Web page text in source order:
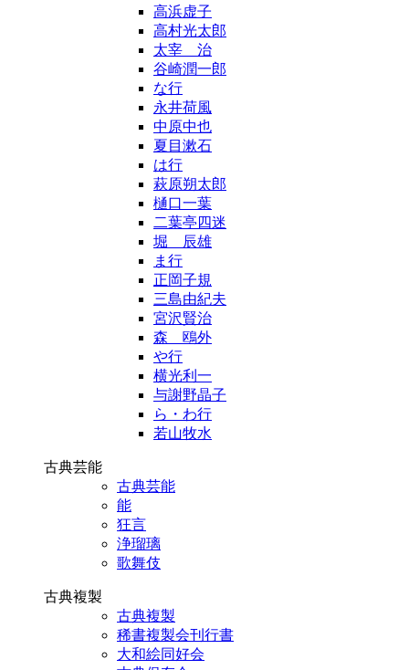
高浜虚子
高村光太郎
太宰 治
谷崎潤一郎
な行
永井荷風
中原中也
夏目漱石
は行
萩原朔太郎
樋口一葉
二葉亭四迷
堀 辰雄
ま行
正岡子規
三島由紀夫
宮沢賢治
森 鴎外
や行
横光利一
与謝野晶子
ら・わ行
若山牧水
古典芸能
古典芸能
能
狂言
浄瑠璃
歌舞伎
古典複製
古典複製
稀書複製会刊行書
大和絵同好会